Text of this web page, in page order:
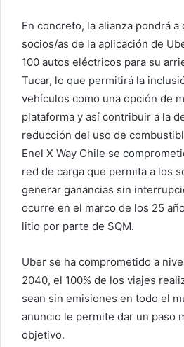
En concreto, la alianza pondrá
socios/as de la aplicación de
100 autos eléctricos para su
Tucar, lo que permitirá la
vehículos como una opción de
plataforma y así contribuir a la
reducción del uso de
Enel X Way Chile se
red de carga que permita a los
generar ganancias sin
ocurre en el marco de los 25
litio por parte de SQM.
Uber se ha comprometido a
2040, el 100% de los viajes
sean sin emisiones en todo el
anuncio le permite dar un paso
objetivo.